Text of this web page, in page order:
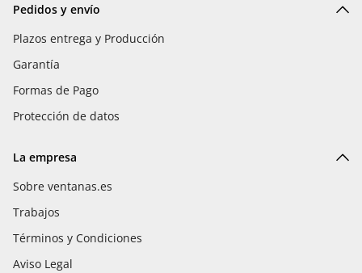
Pedidos y envío
Plazos entrega y Producción
Garantía
Formas de Pago
Protección de datos
La empresa
Sobre ventanas.es
Trabajos
Términos y Condiciones
Aviso Legal